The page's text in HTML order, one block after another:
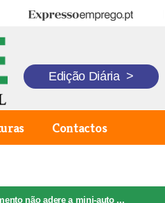
Expresso Emprego
Edição Diária >
Contactos
não adere a mini-auto ...